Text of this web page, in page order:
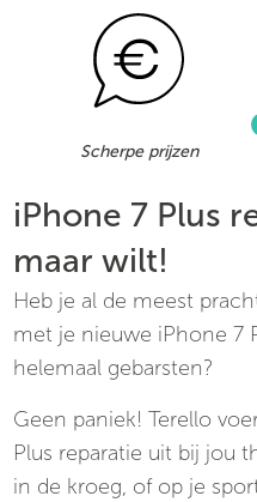
Scherpe prijzen
iPhone 7 Plus
maar wilt!
Heb je al de meest
met je nieuwe iPhone 7
helemaal gebarsten?
Geen paniek! Terello
Plus reparatie uit bij jou
in de kroeg, of op je